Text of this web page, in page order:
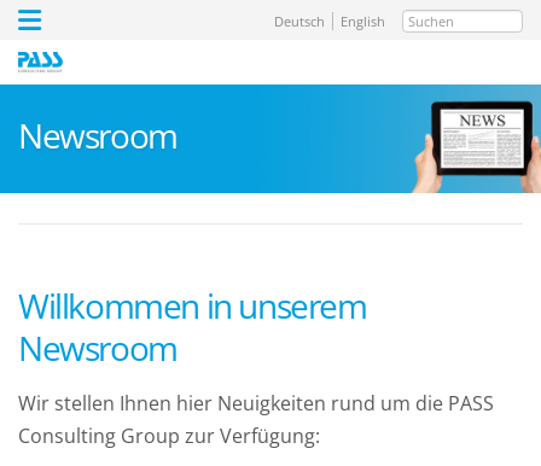
Suchen
Deutsch English
Newsroom
Willkommen in unserem
Newsroom
Wir stellen Ihnen hier Neuigkeiten rund um die PASS
Consulting Group zur Verfügung: